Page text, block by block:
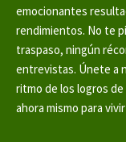
emocionantes
rendimientos. No te
traspaso, ningún
entrevistas. Únete a
ritmo de los logros
ahora mismo para